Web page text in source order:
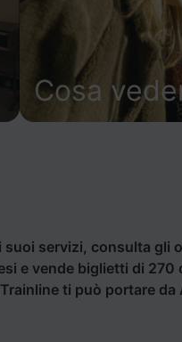
Cosa
servizi, consulta gli
e vende biglietti di 270
ti può portare da